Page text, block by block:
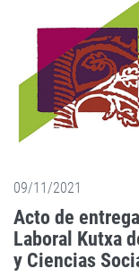
09/11/2021
Acto de
Laboral Kutxa
y Ciencias